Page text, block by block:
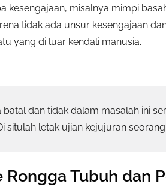
kesengajaan, misalnya mimpi
tidak ada unsur kesengajaan
yang di luar kendali manusia.
dan tidak dalam masalah ini
situlah letak ujian kejujuran
Rongga Tubuh dan